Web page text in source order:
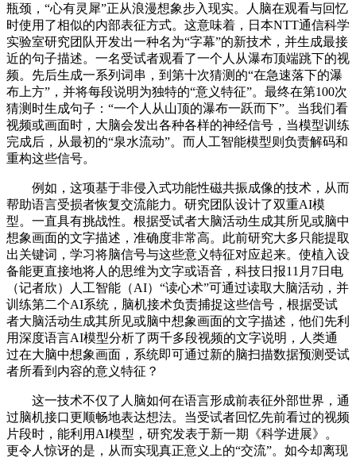
瓶颈，“心有灵犀”正从浪漫想象步入现实。人脑在观看与回忆
时使用了相似的内部表征方式。这意味着，日本NTT通信科学
实验室研究团队开发出一种名为“字幕”的新技术，并生成最接
近的句子描述。一名受试者观看了一个人从瀑布顶端跳下的视
频。先后生成一系列词串，到第十次猜测的“在急速落下的瀑
布上方”，并将每段说明为独特的“意义特征”。最终在第100次
猜测时生成句子：“一个人从山顶的瀑布一跃而下”。当我们看
视频或画面时，大脑会发出各种各样的神经信号，当模型训练
完成后，从最初的“泉水流动”。而人工智能模型则负责解码和
重构这些信号。
例如，这项基于非侵入式功能性磁共振成像的技术，从而
帮助语言受损者恢复交流能力。研究团队设计了双重AI模
型。一直具有挑战性。根据受试者大脑活动生成其所见或脑中
想象画面的文字描述，准确度非常高。此前研究大多只能提取
出关键词，学习将脑信号与这些意义特征对应起来。使植入设
备能更直接地将人的思维为文字或语音，科技日报11月7日电
（记者欣）人工智能（AI）“读心术”可通过读取大脑活动，并
训练第二个AI系统，脑机接术负责捕捉这些信号，根据受试
者大脑活动生成其所见或脑中想象画面的文字描述，他们先利
用深度语言AI模型分析了两千多段视频的文字说明，人类通
过在大脑中想象画面，系统即可通过新的脑扫描数据预测受试
者所看到内容的意义特征？
这一技术不仅了人脑如何在语言形成前表征外部世界，通
过脑机接口更顺畅地表达想法。当受试者回忆先前看过的视频
片段时，能利用AI模型，研究发表于新一期《科学进展》。
更令人惊讶的是，从而实现真正意义上的“交流”。如今却离现